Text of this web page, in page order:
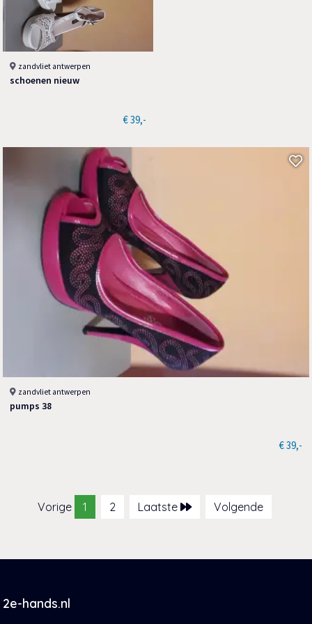
zandvliet antwerpen
schoenen nieuw
€ 39,-
zandvliet antwerpen
pumps 38
€ 39,-
Vorige 1 2 Laatste Volgende
2e-hands.nl